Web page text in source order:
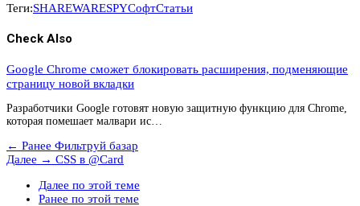
Теги:SHAREWARESPYСофтСтатьи
Check Also
Google Chrome сможет блокировать расширения, подменяющие
страницу новой вкладки
Разработчики Google готовят новую защитную функцию для Chrome,
которая помешает малвари ис…
← Ранее Фильтруй базар
Далее → CSS в @Card
Далее по этой теме
Ранее по этой теме